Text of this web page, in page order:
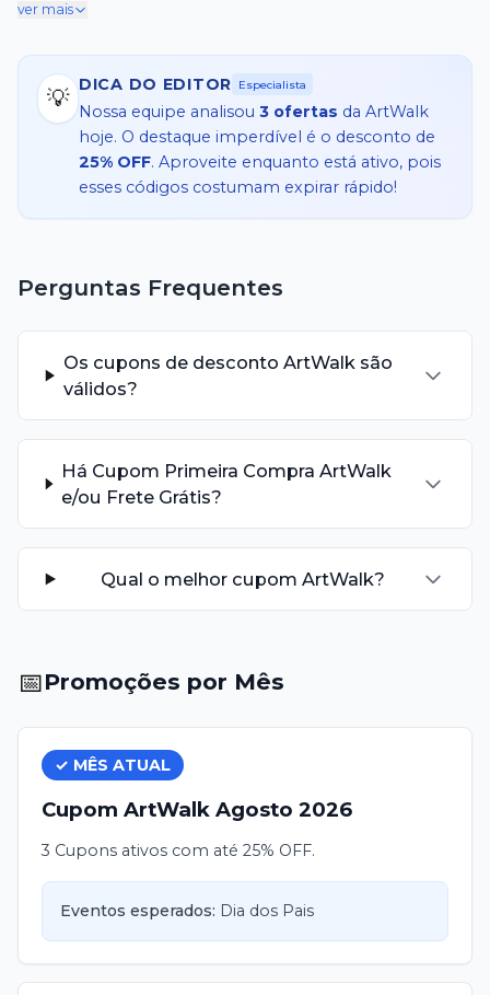
ver mais
💡
DICA DO EDITOR Especialista
Nossa equipe analisou 3ofertas da ArtWalk
hoje. O destaque imperdível é o desconto de
25% OFF. Aproveite enquanto está ativo, pois
esses códigos costumam expirar rápido!
Perguntas Frequentes
Os cupons de desconto ArtWalk são
válidos?
Há Cupom Primeira Compra ArtWalk
e/ou Frete Grátis?
Qual o melhor cupom ArtWalk?
📅Promoções por Mês
✓ MÊS ATUAL
Cupom ArtWalk Agosto 2026
3 Cupons ativos com até 25% OFF.
Eventos esperados: Dia dos Pais